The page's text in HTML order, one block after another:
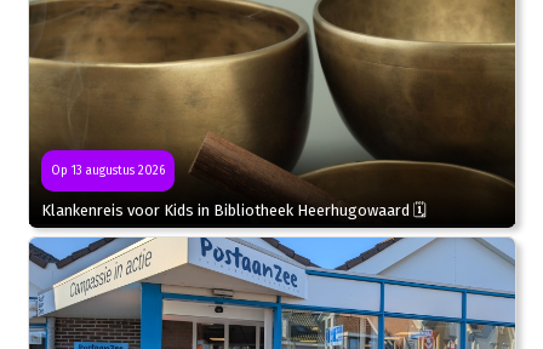
Op 13 augustus 2026
Klankenreis voor Kids in Bibliotheek Heerhugowaard 🗓